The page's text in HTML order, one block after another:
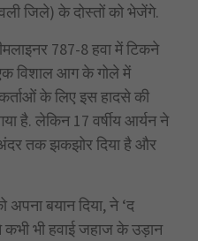
जिले) के दोस्तों को भेजेंगे.
787-8 हवा में टिकने
विशाल आग के गोले में
के लिए इस हादसे की
है. लेकिन 17 वर्षीय आर्यन ने
तक झकझोर दिया है और
बयान दिया, ने ‘द
कभी भी हवाई जहाज के उड़ान